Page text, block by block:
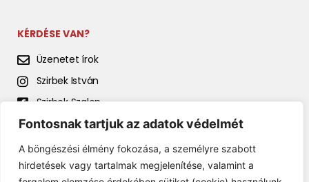
Fontosnak tartjuk az adatok védelmét
A böngészési élmény fokozása, a személyre szabott
hirdetések vagy tartalmak megjelenítése, valamint a
KÉRDÉSE VAN?
Üzenetet írok
Szirbek István
Szirbek Szalon
Szirbek István előadásai